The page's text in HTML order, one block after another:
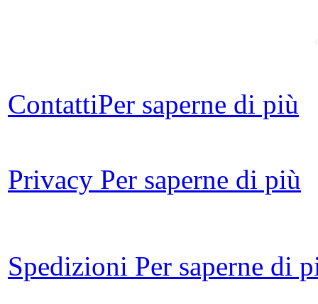
ContattiPer saperne di più
Privacy Per saperne di più
Spedizioni Per saperne di